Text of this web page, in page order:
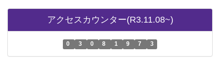
アクセスカウンター(R3.11.08~)
0 3 0 8 1 9 7 3